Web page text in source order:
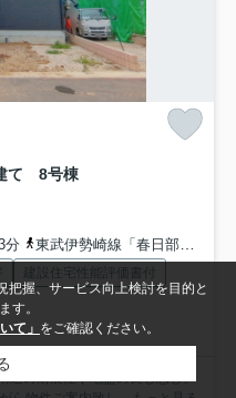
て 8号棟
分
東武伊勢崎線「春日部」駅 徒歩25分
建設住宅性能評価書付
把握、サービス向上検討を目的と
す。
て」 をご確認ください。